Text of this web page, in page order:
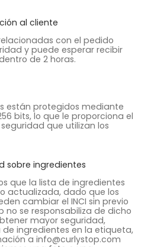
al cliente
con el pedido
y puede esperar recibir
de 2 horas.
están protegidos mediante
bits, lo que le proporciona el
que utilizan los
sobre ingredientes
que la lista de ingredientes
actualizada, dado que los
cambiar el INCI sin previo
no se responsabiliza de dicho
mayor seguridad,
de ingredientes en la etiqueta,
a info@curlystop.com